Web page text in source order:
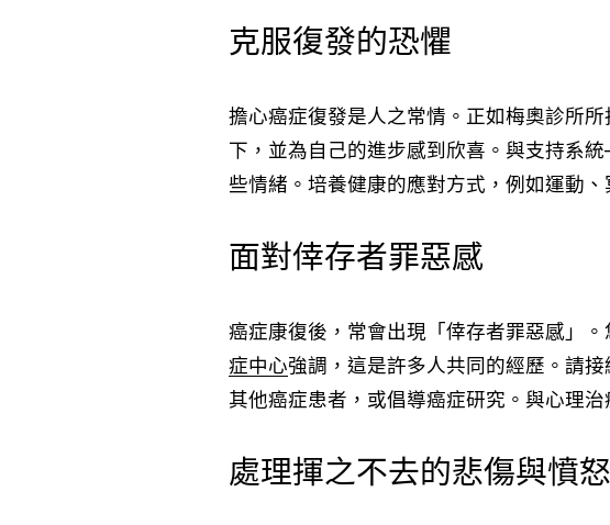
克服復發的恐懼
擔心癌症復發是人之常情。正如梅奧診所
下，並為自己的進步感到欣喜。與支持
些情緒。培養健康的應對方式，例如運動
面對倖存者罪惡感
癌症康復後，常會出現「倖存者罪惡感」
症中心強調，這是許多人共同的經歷。請
其他癌症患者，或倡導癌症研究。與心理
處理揮之不去的悲傷與憤怒